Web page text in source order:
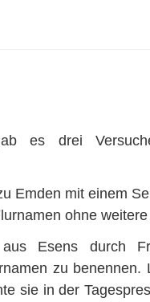
es drei
Emden mit einem
ohne
Esens durch
zu
sie in der